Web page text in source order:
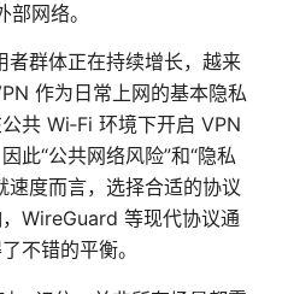
网络。
群体正在持续增长，越来
作为日常上网的基本隐私
共 Wi‑Fi 环境下开启 VPN
此“公共网络风险”和“隐私
速度而言，选择合适的协议
WireGuard 等现代协议通
不错的平衡。